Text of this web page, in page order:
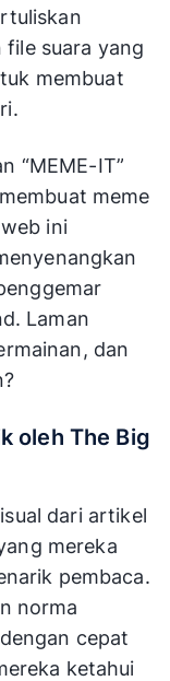
file suara yang
membuat
“MEME-IT”
meme
ini
Laman
dan
oleh The Big
dari artikel
mereka
pembaca.
norma
cepat
ketahui